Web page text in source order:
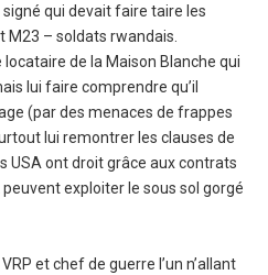
qui devait faire taire les
M23 – soldats rwandais.
de la Maison Blanche qui
lui faire comprendre qu’il
(par des menaces de frappes
lui remontrer les clauses de
USA ont droit grâce aux contrats
exploiter le sous sol gorgé
et chef de guerre l’un n’allant